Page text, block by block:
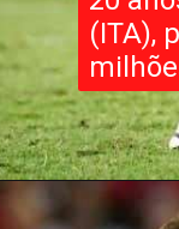
(ITA),